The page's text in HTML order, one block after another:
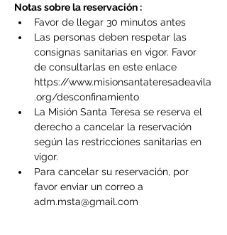
Notas sobre la reservación :
Favor de llegar 30 minutos antes
Las personas deben respetar las
consignas sanitarias en vigor. Favor
de consultarlas en este enlace
https://www.misionsantateresadeavila
.org/desconfinamiento
La Misión Santa Teresa se reserva el
derecho a cancelar la reservación
según las restricciones sanitarias en
vigor.
Para cancelar su reservación, por
favor enviar un correo a
adm.msta@gmail.com